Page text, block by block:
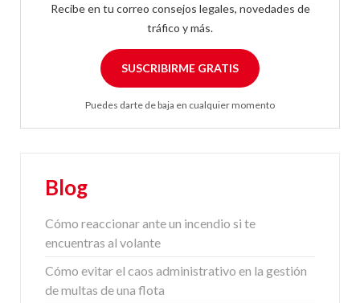
Recibe en tu correo consejos legales, novedades de
tráfico y más.
SUSCRIBIRME GRATIS
Puedes darte de baja en cualquier momento
Blog
Cómo reaccionar ante un incendio si te
encuentras al volante
Cómo evitar el caos administrativo en la gestión
de multas de una flota